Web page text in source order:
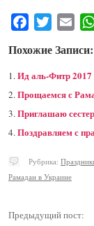
Facebook
Twitter
Похожие Записи:
Ид аль-Фитр 2017
Прощаемся с
Приглашаю
Поздравляем с
Рубрика:
Рамадан в Украине
Предыдущий